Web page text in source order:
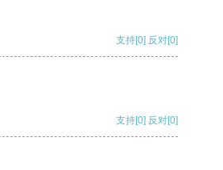
支持[0] 反对[0]
支持[0] 反对[0]